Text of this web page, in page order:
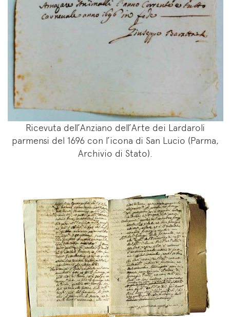
Ricevuta dell’Anziano dell’Arte dei Lardaroli
parmensi del 1696 con l’icona di San Lucio (Parma,
Archivio di Stato).